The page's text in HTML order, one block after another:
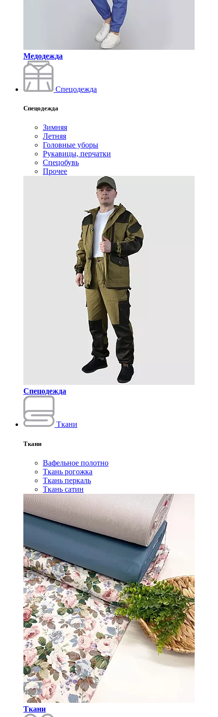
Медодежда
Спецодежда
Спецодежда
Зимняя
Летняя
Головные уборы
Рукавицы, перчатки
Спецобувь
Прочее
Спецодежда
Ткани
Ткани
Вафельное полотно
Ткань рогожка
Ткань перкаль
Ткань сатин
Ткани